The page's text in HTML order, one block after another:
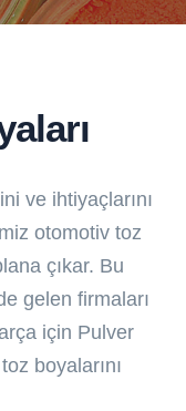
ve ihtiyaçlarını
otomotiv toz
çıkar. Bu
gelen firmaları
için Pulver
boyalarını